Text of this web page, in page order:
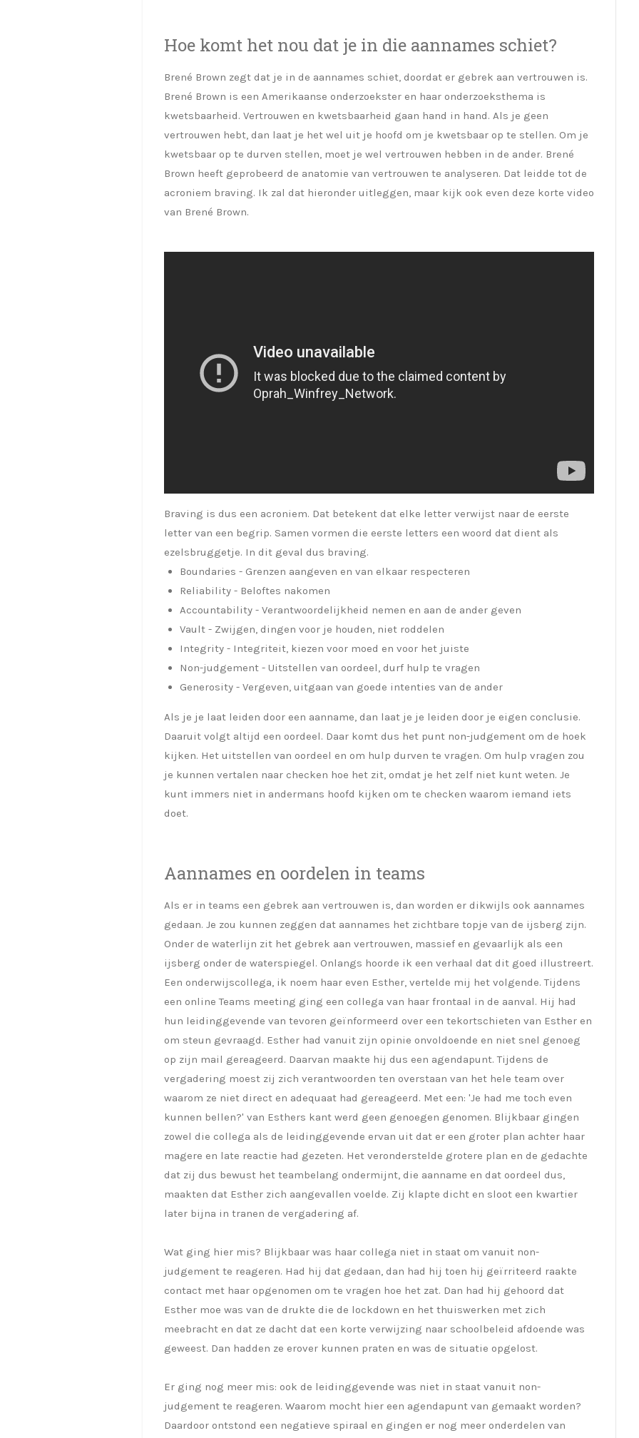
Hoe komt het nou dat je in die aannames schiet?
Brené Brown zegt dat je in de aannames schiet, doordat er gebrek aan vertrouwen is.
Brené Brown is een Amerikaanse onderzoekster en haar onderzoeksthema is
kwetsbaarheid. Vertrouwen en kwetsbaarheid gaan hand in hand. Als je geen
vertrouwen hebt, dan laat je het wel uit je hoofd om je kwetsbaar op te stellen. Om je
kwetsbaar op te durven stellen, moet je wel vertrouwen hebben in de ander. Brené
Brown heeft geprobeerd de anatomie van vertrouwen te analyseren. Dat leidde tot de
acroniem braving. Ik zal dat hieronder uitleggen, maar kijk ook even deze korte video
van Brené Brown.
Braving is dus een acroniem. Dat betekent dat elke letter verwijst naar de eerste
letter van een begrip. Samen vormen die eerste letters een woord dat dient als
ezelsbruggetje. In dit geval dus braving.
Boundaries - Grenzen aangeven en van elkaar respecteren
Reliability - Beloftes nakomen
Accountability - Verantwoordelijkheid nemen en aan de ander geven
Vault - Zwijgen, dingen voor je houden, niet roddelen
Integrity - Integriteit, kiezen voor moed en voor het juiste
Non-judgement - Uitstellen van oordeel, durf hulp te vragen
Generosity - Vergeven, uitgaan van goede intenties van de ander
Als je je laat leiden door een aanname, dan laat je je leiden door je eigen conclusie.
Daaruit volgt altijd een oordeel. Daar komt dus het punt non-judgement om de hoek
kijken. Het uitstellen van oordeel en om hulp durven te vragen. Om hulp vragen zou
je kunnen vertalen naar checken hoe het zit, omdat je het zelf niet kunt weten. Je
kunt immers niet in andermans hoofd kijken om te checken waarom iemand iets
doet.
Aannames en oordelen in teams
Als er in teams een gebrek aan vertrouwen is, dan worden er dikwijls ook aannames
gedaan. Je zou kunnen zeggen dat aannames het zichtbare topje van de ijsberg zijn.
Onder de waterlijn zit het gebrek aan vertrouwen, massief en gevaarlijk als een
ijsberg onder de waterspiegel. Onlangs hoorde ik een verhaal dat dit goed illustreert.
Een onderwijscollega, ik noem haar even Esther, vertelde mij het volgende. Tijdens
een online Teams meeting ging een collega van haar frontaal in de aanval. Hij had
hun leidinggevende van tevoren geïnformeerd over een tekortschieten van Esther en
om steun gevraagd. Esther had vanuit zijn opinie onvoldoende en niet snel genoeg
op zijn mail gereageerd. Daarvan maakte hij dus een agendapunt. Tijdens de
vergadering moest zij zich verantwoorden ten overstaan van het hele team over
waarom ze niet direct en adequaat had gereageerd. Met een: 'Je had me toch even
kunnen bellen?' van Esthers kant werd geen genoegen genomen. Blijkbaar gingen
zowel die collega als de leidinggevende ervan uit dat er een groter plan achter haar
magere en late reactie had gezeten. Het veronderstelde grotere plan en de gedachte
dat zij dus bewust het teambelang ondermijnt, die aanname en dat oordeel dus,
maakten dat Esther zich aangevallen voelde. Zij klapte dicht en sloot een kwartier
later bijna in tranen de vergadering af.
Wat ging hier mis? Blijkbaar was haar collega niet in staat om vanuit non-
judgement te reageren. Had hij dat gedaan, dan had hij toen hij geïrriteerd raakte
contact met haar opgenomen om te vragen hoe het zat. Dan had hij gehoord dat
Esther moe was van de drukte die de lockdown en het thuiswerken met zich
meebracht en dat ze dacht dat een korte verwijzing naar schoolbeleid afdoende was
geweest. Dan hadden ze erover kunnen praten en was de situatie opgelost.
Er ging nog meer mis: ook de leidinggevende was niet in staat vanuit non-
judgement te reageren. Waarom mocht hier een agendapunt van gemaakt worden?
Daardoor ontstond een negatieve spiraal en gingen er nog meer onderdelen van